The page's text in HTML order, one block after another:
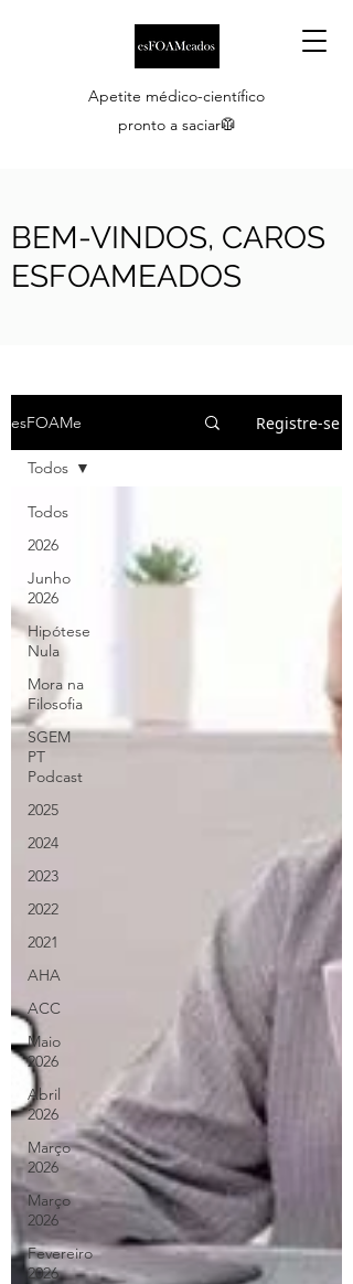
Apetite médico-científico
pronto a saciar🥼
BEM-VINDOS, CAROS
ESFOAMEADOS
esFOAMe Registre-se
Todos
2026
Junho
2026
Hipótese
Nula
Mora na
Filosofia
SGEM
PT
Podcast
2025
2024
2023
2022
2021
AHA
ACC
Maio
2026
Abril
2026
Março
2026
Março
2026
Fevereiro
2026
Todos